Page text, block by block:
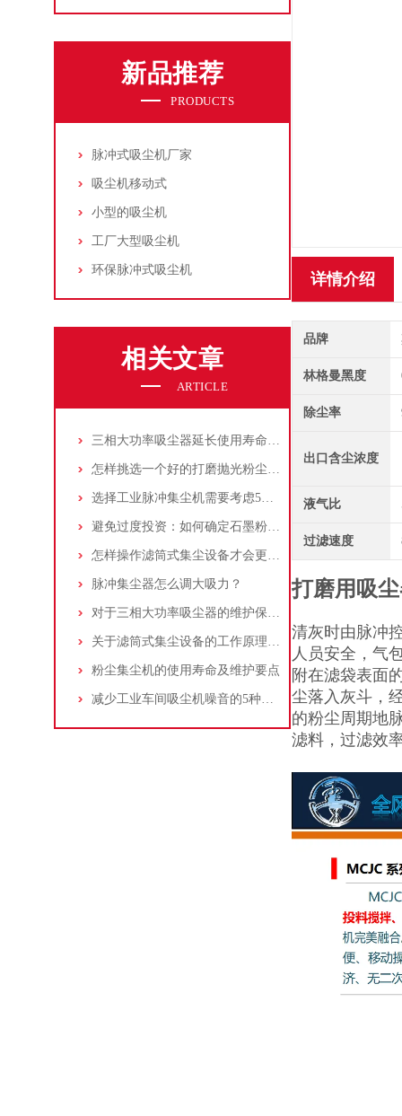
新品推荐
PRODUCTS
脉冲式吸尘机厂家
吸尘机移动式
小型的吸尘机
工厂大型吸尘机
环保脉冲式吸尘机
相关文章
ARTICLE
三相大功率吸尘器延长使用寿命的建议
怎样挑选一个好的打磨抛光粉尘吸尘器
选择工业脉冲集尘机需要考虑5大因素,你都了解吗?
避免过度投资：如何确定石墨粉尘除尘器的合理价格区间
怎样操作滤筒式集尘设备才会更安全
脉冲集尘器怎么调大吸力？
对于三相大功率吸尘器的维护保养，你了解多少
关于滤筒式集尘设备的工作原理及特点说明
粉尘集尘机的使用寿命及维护要点
减少工业车间吸尘机噪音的5种方法
详情介绍
品牌
林格曼黑度
除尘率
出口含尘浓度
液气比
过滤速度
打磨用吸
清灰时由脉冲
人员安全，气
附在滤袋表面
尘落入灰斗，
的粉尘周期地
滤料，过滤效